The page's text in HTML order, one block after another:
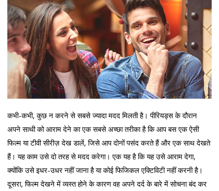
कभी-कभी, कुछ न करने से सबसे ज्यादा मदद मिलती है। पीरियड्स के दौरान
अपने साथी को आराम देने का एक सबसे अच्छा तरीका है कि आप बस एक ऐसी
फिल्म या टीवी सीरीज़ देख डालें, जिसे आप दोनों पसंद करते हैं और एक साथ देखते
हैं। यह काम उसे दो तरह से मदद करेगा। एक यह है कि यह उसे आराम देगा,
क्योंकि उसे इधर-उधर नहीं जाना है या कोई ​फिजिकल एक्टिविटी नहीं करनी है।
दूसरा, फिल्म देखने में व्यस्त होने के कारण वह अपने दर्द के बारे में सोचना बंद कर